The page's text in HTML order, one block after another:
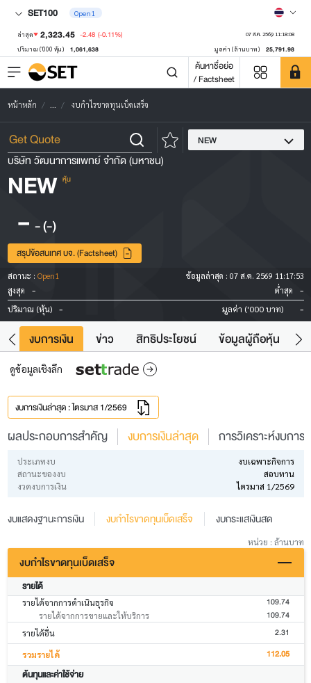
SET100 Open1
ล่าสุด 2,323.45 -2.48 (-0.11%) 07 ส.ค. 2569 11:18:08
ปริมาณ ('000 หุ้น) 1,061,638 มูลค่า (ล้านบาท) 25,791.98
ค้นหาชื่อย่อ
/ Factsheet
หน้าหลัก ... งบกำไรขาดทุนเบ็ดเสร็จ
NEW
บริษัท วัฒนาการแพทย์ จำกัด (มหาชน)
NEW หุ้น
- -(-)
สรุปข้อสนเทศ บจ. (Factsheet)
สถานะ : Open1 ข้อมูลล่าสุด : 07 ส.ค. 2569 11:17:53
สูงสุด
- ต่ำสุด -
ปริมาณ (หุ้น) - มูลค่า ('000 บาท) -
งบการเงิน ข่าว สิทธิประโยชน์ ข้อมูลผู้ถือหุ้น
ดูข้อมูลเชิงลึก
งบการเงินล่าสุด : ไตรมาส 1/2569
ผลประกอบการสำคัญ งบการเงินล่าสุด การวิเคราะห์งบการ
ประเภทงบ
งบเฉพาะกิจการ
สถานะของงบ
สอบทาน
งวดงบการเงิน
ไตรมาส 1/2569
งบแสดงฐานะการเงิน งบกำไรขาดทุนเบ็ดเสร็จ งบกระแสเงินสด
หน่วย : ล้านบาท
งบกำไรขาดทุนเบ็ดเสร็จ
รายได้
รายได้จากการดำเนินธุรกิจ 109.74
รายได้จากการขายและให้บริการ 109.74
รายได้อื่น 2.31
รวมรายได้ 112.05
ต้นทุนและค่าใช้จ่าย